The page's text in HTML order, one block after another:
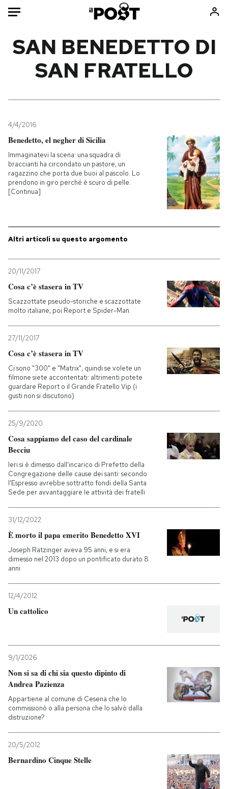
HOME
Mondo
Tecnologia
Internet
Scienza
Cultura
Economia
Libri
Ok Boomer!
Europa
Mondiali calcio 2026
NEWSLETTER
I MIEI PREFERITI
SHOP
CALENDARIO
Entra
SAN BENEDETTO DI
SAN FRATELLO
4/4/2016
Benedetto, el negher di Sicilia
Immaginatevi la scena: una squadra di
braccianti ha circondato un pastore, un
ragazzino che porta due buoi al pascolo. Lo
prendono in giro perché è scuro di pelle.
[Continua]
Altri articoli su questo argomento
20/11/2017
Cosa c’è stasera in TV
Scazzottate pseudo-storiche e scazzottate
molto italiane, poi Report e Spider-Man
27/11/2017
Cosa c’è stasera in TV
Ci sono "300" e "Matrix", quindi se volete un
filmone siete accontentati: altrimenti potete
guardare Report o il Grande Fratello Vip (i
gusti non si discutono)
25/9/2020
Cosa sappiamo del caso del cardinale
Becciu
Ieri si è dimesso dall'incarico di Prefetto della
Congregazione delle cause dei santi: secondo
l'Espresso avrebbe sottratto fondi della Santa
Sede per avvantaggiare le attività dei fratelli
31/12/2022
È morto il papa emerito Benedetto XVI
Joseph Ratzinger aveva 95 anni, e si era
dimesso nel 2013 dopo un pontificato durato 8
anni
12/4/2012
Un cattolico
9/1/2026
Non si sa di chi sia questo dipinto di
Andrea Pazienza
Appartiene al comune di Cesena che lo
commissionò o alla persona che lo salvò dalla
distruzione?
20/5/2012
Bernardino Cinque Stelle